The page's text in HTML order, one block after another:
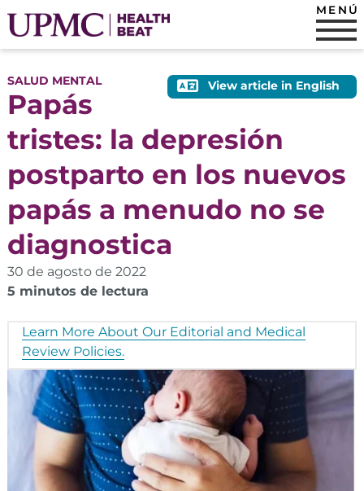
MENÚ
View article in English
SALUD MENTAL
Papás
tristes: la depresión
postparto en los nuevos
papás a menudo no se
diagnostica
30 de agosto de 2022
5 minutos de lectura
Learn More About Our Editorial and Medical
Review Policies.